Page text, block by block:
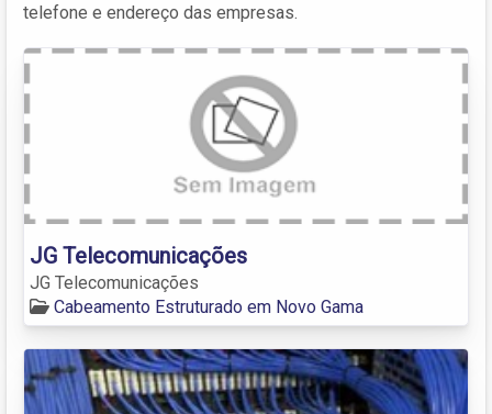
telefone e endereço das empresas.
JG Telecomunicações
JG Telecomunicações
Cabeamento Estruturado em Novo Gama